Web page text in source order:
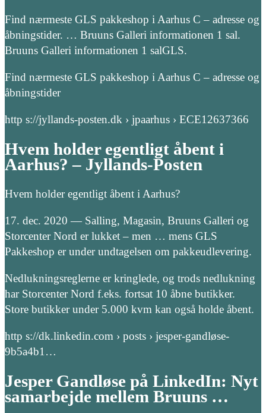
Find nærmeste GLS pakkeshop i Aarhus C – adresse og
åbningstider. … Bruuns Galleri informationen 1 sal.
Bruuns Galleri informationen 1 salGLS.
Find nærmeste GLS pakkeshop i Aarhus C – adresse og
åbningstider
http s://jyllands-posten.dk › jpaarhus › ECE12637366
Hvem holder egentligt åbent i
Aarhus? – Jyllands-Posten
Hvem holder egentligt åbent i Aarhus?
17. dec. 2020 — Salling, Magasin, Bruuns Galleri og
Storcenter Nord er lukket – men … mens GLS
Pakkeshop er under undtagelsen om pakkeudlevering.
Nedlukningsreglerne er kringlede, og trods nedlukning
har Storcenter Nord f.eks. fortsat 10 åbne butikker.
Store butikker under 5.000 kvm kan også holde åbent.
http s://dk.linkedin.com › posts › jesper-gandløse-
9b5a4b1…
Jesper Gandløse på LinkedIn: Nyt
samarbejde mellem Bruuns …